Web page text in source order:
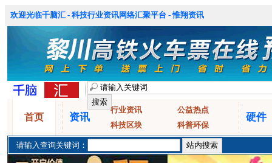
欢迎光临千脑汇 - 科技行业资讯网络汇聚平台 - 惟翔资讯
首页 资讯
行业资讯
公益热点
科技区块
科普环保
硬件
请输入查询关键词：